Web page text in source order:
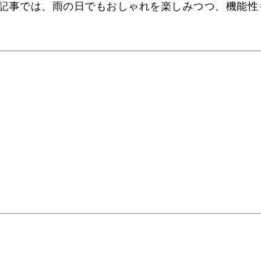
事では、雨の日でもおしゃれを楽しみつつ、機能